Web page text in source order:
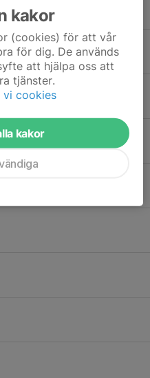
kakor
(cookies) för att vår
för dig. De används
att hjälpa oss att
tjänster.
vi cookies
kakor